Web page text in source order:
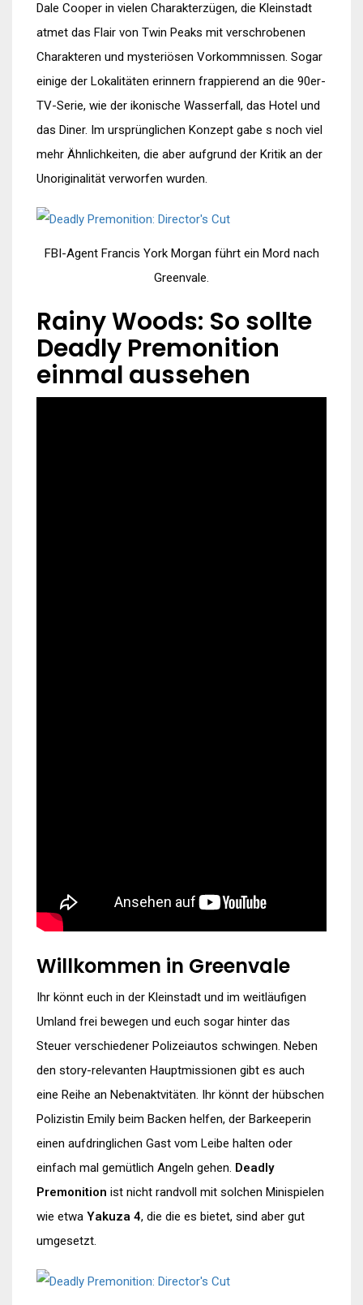
Dale Cooper in vielen Charakterzügen, die Kleinstadt
atmet das Flair von Twin Peaks mit verschrobenen
Charakteren und mysteriösen Vorkommnissen. Sogar
einige der Lokalitäten erinnern frappierend an die 90er-
TV-Serie, wie der ikonische Wasserfall, das Hotel und
das Diner. Im ursprünglichen Konzept gabe s noch viel
mehr Ähnlichkeiten, die aber aufgrund der Kritik an der
Unoriginalität verworfen wurden.
FBI-Agent Francis York Morgan führt ein Mord nach
Greenvale.
Rainy Woods: So sollte
Deadly Premonition
einmal aussehen
Willkommen in Greenvale
Ihr könnt euch in der Kleinstadt und im weitläufigen
Umland frei bewegen und euch sogar hinter das
Steuer verschiedener Polizeiautos schwingen. Neben
den story-relevanten Hauptmissionen gibt es auch
eine Reihe an Nebenaktvitäten. Ihr könnt der hübschen
Polizistin Emily beim Backen helfen, der Barkeeperin
einen aufdringlichen Gast vom Leibe halten oder
einfach mal gemütlich Angeln gehen. Deadly
Premonition ist nicht randvoll mit solchen Minispielen
wie etwa Yakuza 4, die die es bietet, sind aber gut
umgesetzt.